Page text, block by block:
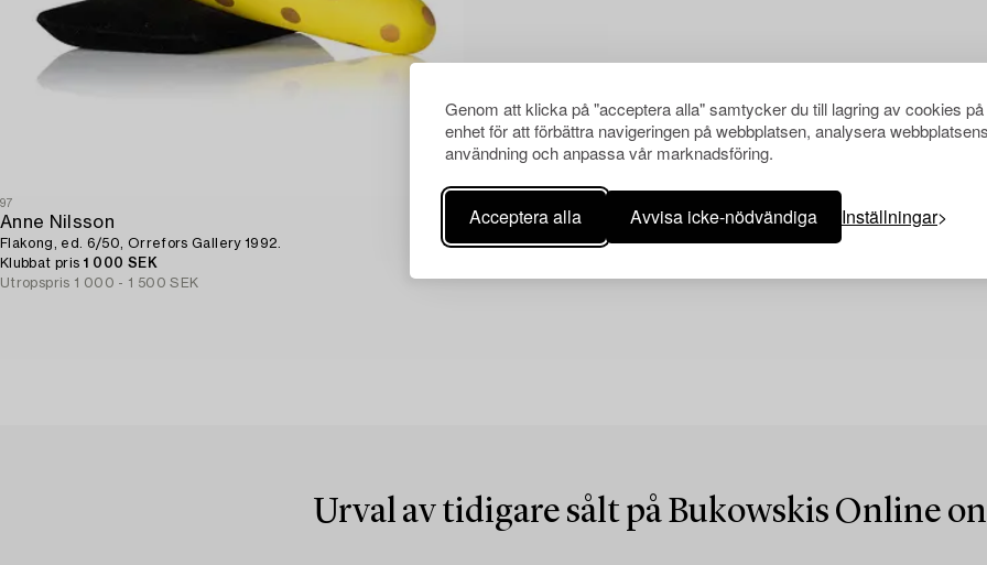
Genom att klicka på "acceptera alla" samtycker du till lagring av cookies
enhet för att förbättra navigeringen på webbplatsen, analysera webbplatsens
användning och anpassa vår marknadsföring.
Acceptera alla Avvisa icke-nödvändiga Inställningar
97
Anne Nilsson
Flakong, ed. 6/50, Orrefors Gallery 1992.
Klubbat pris 1 000 SEK
Utropspris 1 000 - 1 500 SEK
Urval av tidigare sålt på Bukowskis Online